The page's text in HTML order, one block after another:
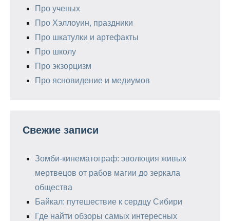
Про ученых
Про Хэллоуин, праздники
Про шкатулки и артефакты
Про школу
Про экзорцизм
Про ясновидение и медиумов
Свежие записи
Зомби-кинематограф: эволюция живых
мертвецов от рабов магии до зеркала
общества
Байкал: путешествие к сердцу Сибири
Где найти обзоры самых интересных